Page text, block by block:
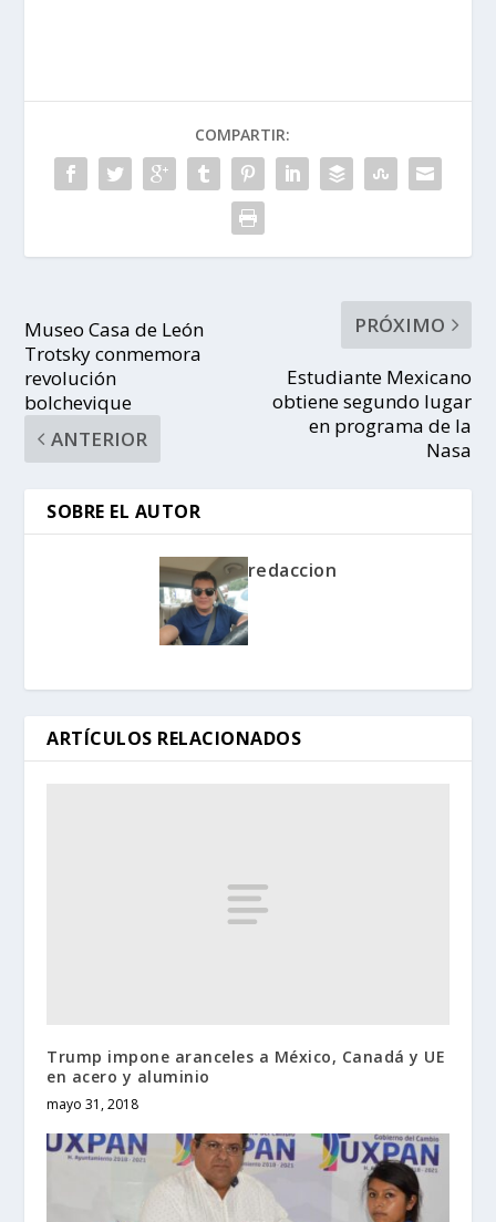
COMPARTIR:
Museo Casa de León
Trotsky conmemora
revolución
bolchevique
ANTERIOR
PRÓXIMO
Estudiante Mexicano
obtiene segundo lugar
en programa de la
Nasa
SOBRE EL AUTOR
redaccion
ARTÍCULOS RELACIONADOS
Trump impone aranceles a México, Canadá y UE
en acero y aluminio
mayo 31, 2018